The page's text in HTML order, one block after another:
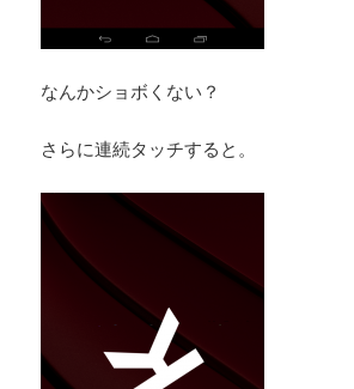
なんかショボくない？
さらに連続タッチすると。